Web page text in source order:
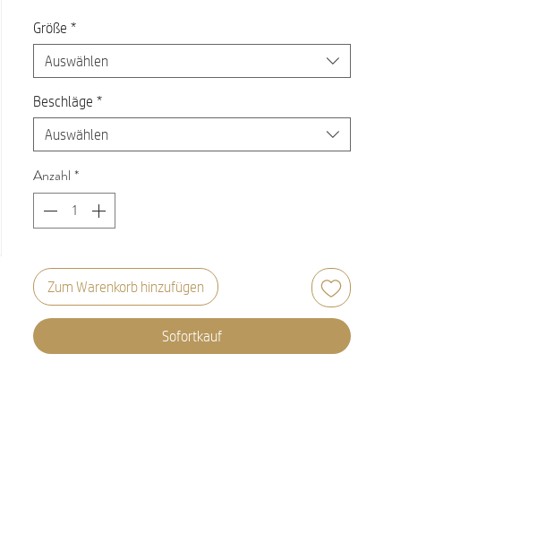
Größe *
Auswählen
Beschläge *
Auswählen
Anzahl *
Zum Warenkorb hinzufügen
Sofortkauf